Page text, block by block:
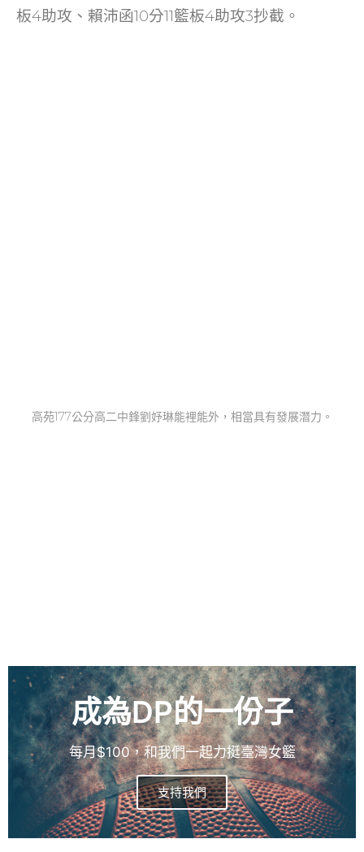
板4助攻、賴沛函10分11籃板4助攻3抄截。
支持我們
延伸閱讀：
【JHBL】許秀勉教練的「二無心法」 帶出民族實中三連
【111HBL】高三主力目標明確 陽明軍團二連勝氣勢旺盛